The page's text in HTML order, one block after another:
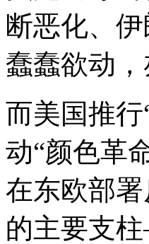
断恶化、
蠢蠢欲动
而美国推
动“颜色革
在东欧部
的主要支